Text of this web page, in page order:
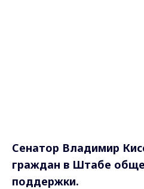
Сенатор Владимир
граждан в Штабе
поддержки.